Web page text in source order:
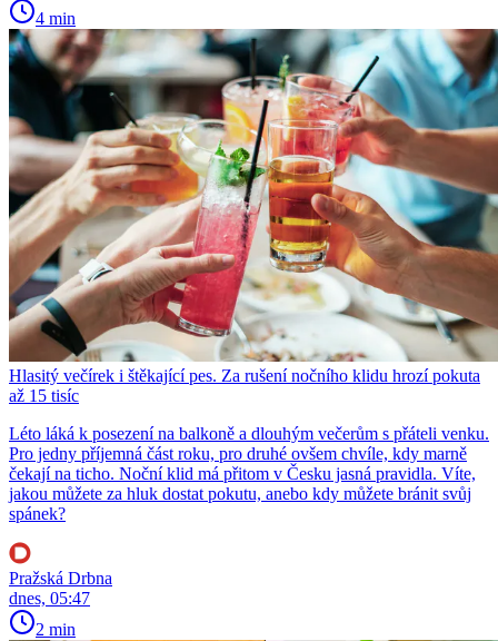
4 min
Hlasitý večírek i štěkající pes. Za rušení nočního klidu hrozí pokuta
až 15 tisíc
Léto láká k posezení na balkoně a dlouhým večerům s přáteli venku.
Pro jedny příjemná část roku, pro druhé ovšem chvíle, kdy marně
čekají na ticho. Noční klid má přitom v Česku jasná pravidla. Víte,
jakou můžete za hluk dostat pokutu, anebo kdy můžete bránit svůj
spánek?
Pražská Drbna
dnes, 05:47
2 min